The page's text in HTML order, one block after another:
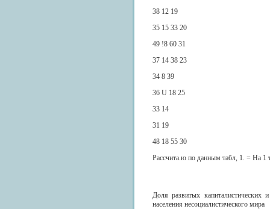
38 12 19
35 15 33 20
49 !8 60 31
37 14 38 23
34 8 39
36 U 18 25
33 14
31 19
48 18 55 30
Рассчита.ю по данным табл, 1. = На
Доля развитых капиталистических
населения несоциалистического мира